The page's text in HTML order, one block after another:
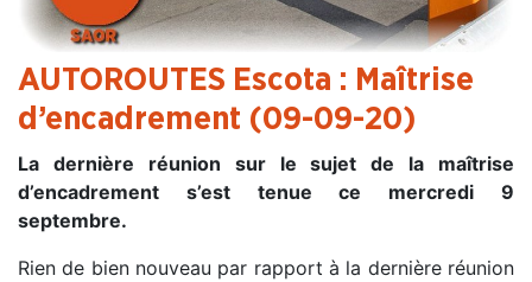
AUTOROUTES Escota : Maîtrise
d’encadrement (09-09-20)
La dernière réunion sur le sujet de la maîtrise
d’encadrement s’est tenue ce mercredi 9
septembre.
Rien de bien nouveau par rapport à la dernière réunion